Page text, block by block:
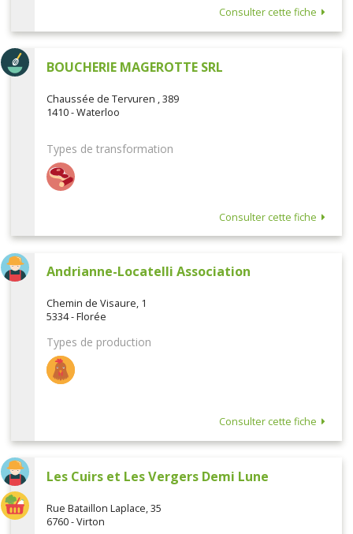
Consulter cette fiche
BOUCHERIE MAGEROTTE SRL
Chaussée de Tervuren , 389
1410 - Waterloo
Types de transformation
Consulter cette fiche
Andrianne-Locatelli Association
Chemin de Visaure, 1
5334 - Florée
Types de production
Consulter cette fiche
Les Cuirs et Les Vergers Demi Lune
Rue Bataillon Laplace, 35
6760 - Virton